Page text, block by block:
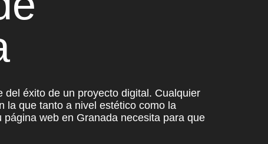
del éxito de un proyecto digital. Cualquier
la que tanto a nivel estético como la
web en Granada necesita para que